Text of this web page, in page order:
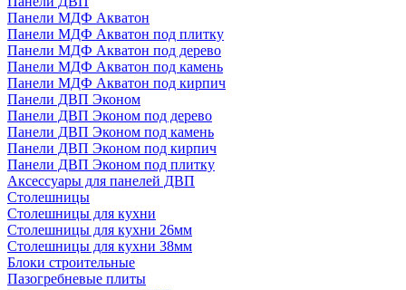
Панели МДФ Акватон
Панели МДФ Акватон под плитку
Панели МДФ Акватон под дерево
Панели МДФ Акватон под камень
Панели МДФ Акватон под кирпич
Панели ДВП Эконом
Панели ДВП Эконом под дерево
Панели ДВП Эконом под камень
Панели ДВП Эконом под кирпич
Панели ДВП Эконом под плитку
Аксессуары для панелей ДВП
Столешницы
Столешницы для кухни
Столешницы для кухни 26мм
Столешницы для кухни 38мм
Блоки строительные
Пазогребневые плиты